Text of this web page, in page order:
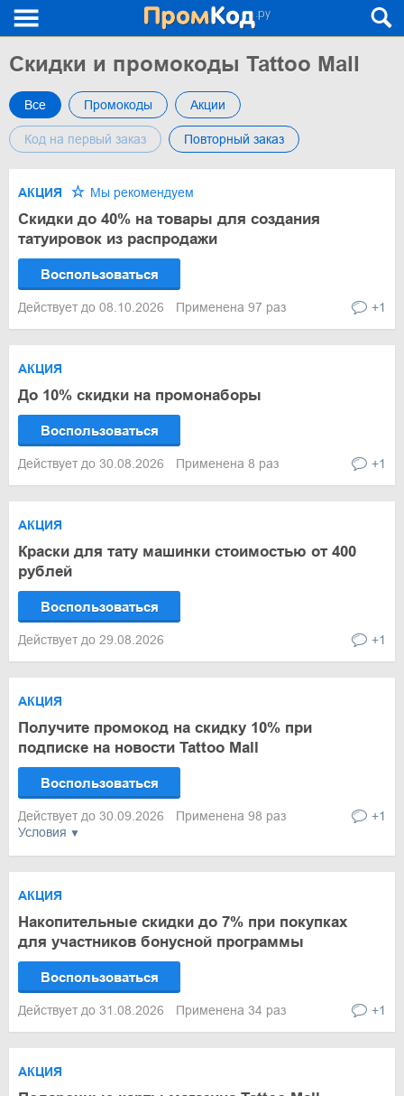
Скидки и промокоды Tattoo Mall
Все Промокоды Акции
Код на первый заказ Повторный заказ
АКЦИЯ Мы рекомендуем
Скидки до 40% на товары для создания
татуировок из распродажи
Воспользоваться
Действует до 08.10.2026 Применена 97 раз +1
АКЦИЯ
До 10% скидки на промонаборы
Воспользоваться
Действует до 30.08.2026 Применена 8 раз +1
АКЦИЯ
Краски для тату машинки стоимостью от 400
рублей
Воспользоваться
Действует до 29.08.2026 +1
Условия
АКЦИЯ
Получите промокод на скидку 10% при
подписке на новости Tattoo Mall
Воспользоваться
Действует до 30.09.2026 Применена 98 раз +1
АКЦИЯ
Накопительные скидки до 7% при покупках
для участников бонусной программы
Воспользоваться
Действует до 31.08.2026 Применена 34 раз +1
АКЦИЯ